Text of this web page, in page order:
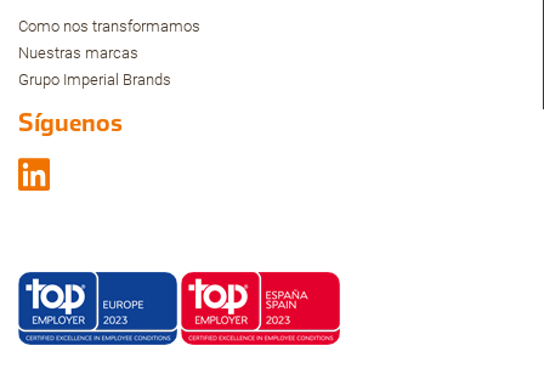
Como nos transformamos
Nuestras marcas
Grupo Imperial Brands
Síguenos